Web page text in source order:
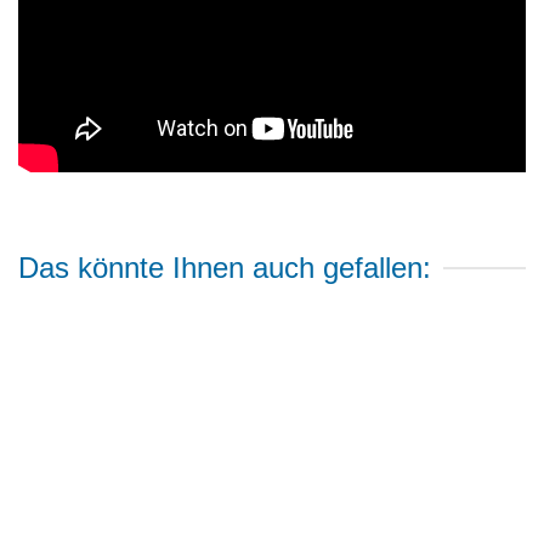
Das könnte Ihnen auch gefallen: